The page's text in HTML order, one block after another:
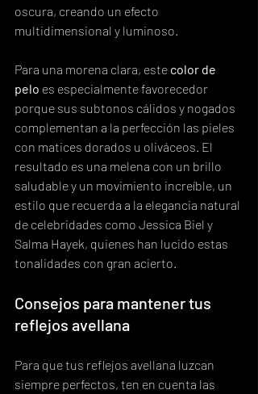
oscura, creando un efecto
multidimensional y luminoso.
Para una morena clara, este color de
pelo es especialmente favorecedor
porque sus subtonos cálidos y nogados
complementan a la perfección las pieles
con matices dorados u oliváceos. El
resultado es una melena con un brillo
saludable y un movimiento increíble, un
estilo que recuerda a la elegancia natural
de celebridades como Jessica Biel y
Salma Hayek, quienes han lucido estas
tonalidades con gran acierto.
Consejos para mantener tus
reflejos avellana
Para que tus reflejos avellana luzcan
siempre perfectos, ten en cuenta las